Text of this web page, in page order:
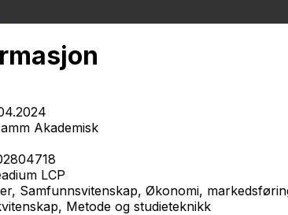
Akademisk
LCP
Samfunnsvitenskap, Økonomi,
Metode og studieteknikk